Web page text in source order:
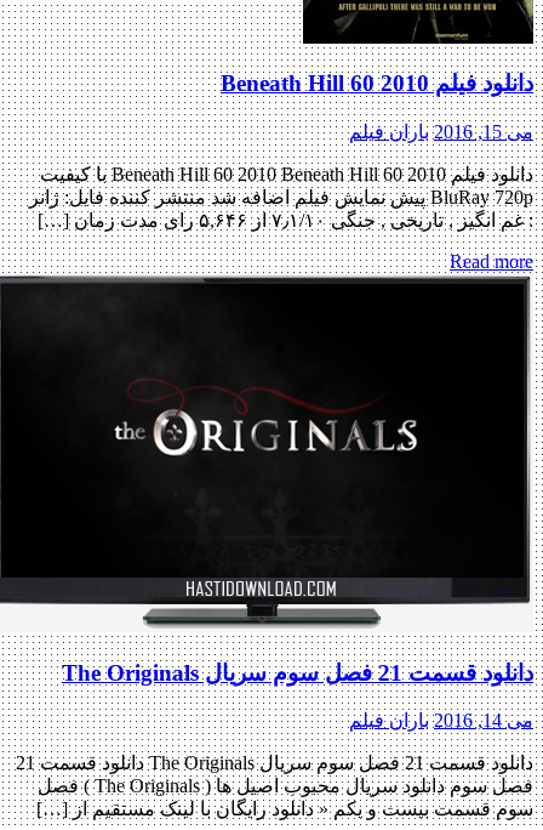
دانلود فیلم Beneath Hill 60 2010
می 15, 2016 باران فیلم
دانلود فیلم Beneath Hill 60 2010 Beneath Hill 60 2010 با کیفیت
BluRay 720p پیش نمایش فیلم اضافه شد منتشر کننده فایل: ژانر
: غم انگیز , تاریخی , جنگی ۷٫۱/۱۰ از ۵,۶۴۶ رای مدت زمان […]
Read more
دانلود قسمت 21 فصل سوم سریال The Originals
می 14, 2016 باران فیلم
دانلود قسمت 21 فصل سوم سریال The Originals دانلود قسمت 21
فصل سوم دانلود سریال محبوب اصیل ها ( The Originals ) فصل
سوم قسمت بیست و یکم « دانلود رایگان با لینک مستقیم از […]